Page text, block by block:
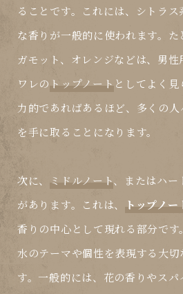
ることです。これには、シトラス
な香りが一般的に使われます。
ガモット、オレンジなどは、男
ワレの トップノート としてよく
力的であればあるほど、多くの
を手に取ることになります。
次に、 ミドルノート、またはハー
があります。これは、
トップノー
香りの中心として現れる部分です。
水のテーマや個性を表現する大
す。一般的には、花の香りやス